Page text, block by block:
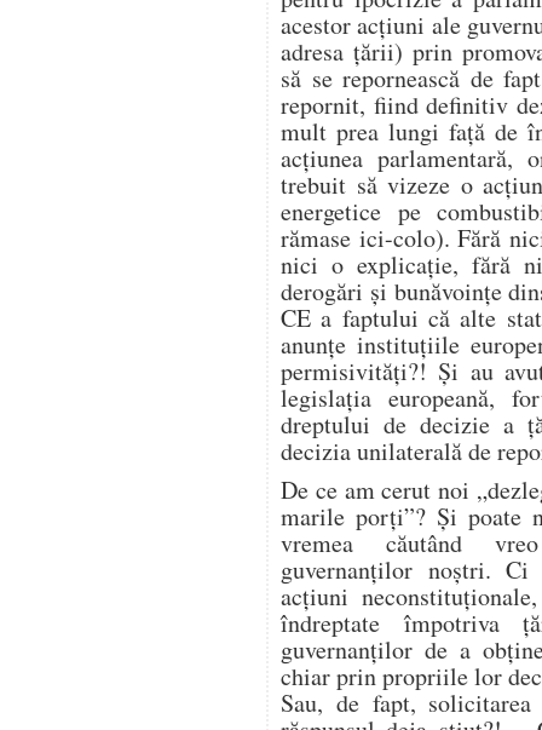
acestor acțiuni ale
adresa țării) prin
să se repornească de
repornit, fiind definitiv
mult prea lungi față de
acțiunea
trebuit să vizeze o
energetice pe
rămase ici-colo). Fără
nici o explicație, fără
derogări și bunăvoințe
CE a faptului că alte
anunțe instituțiile
permisivități?! Și au
legislația europeană,
dreptului de decizie a
decizia unilaterală de
De ce am cerut noi
marile porți”? Și poate
vremea căutând
guvernanților noștri.
acțiuni
îndreptate împotriva
guvernanților de a
chiar prin propriile lor
Sau, de fapt,